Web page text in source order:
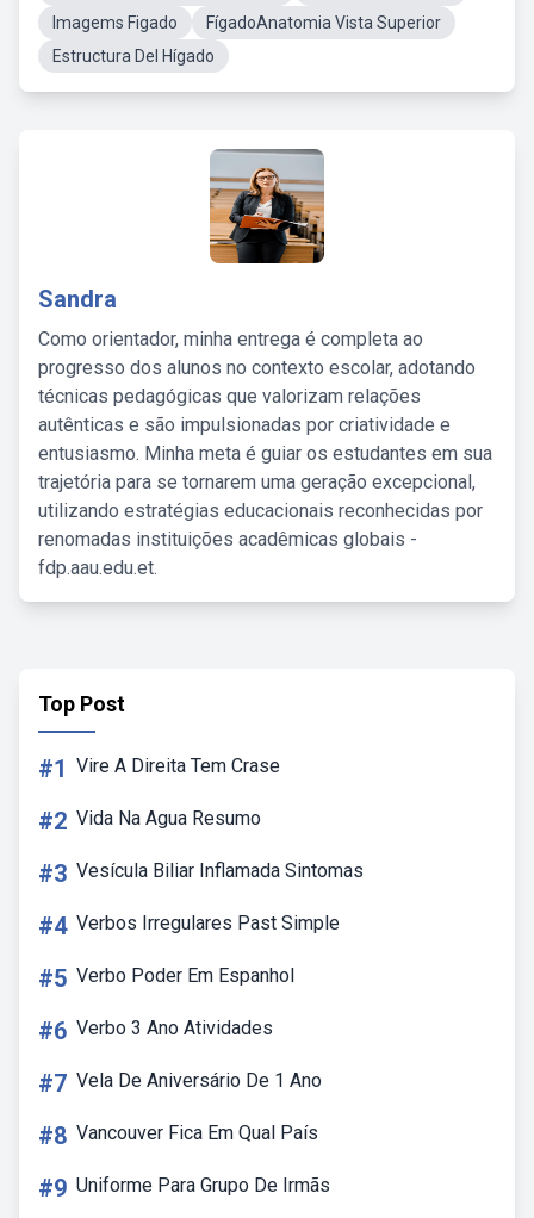
Imagems Figado
FígadoAnatomia Vista Superior
Estructura Del Hígado
Sandra
Como orientador, minha entrega é completa ao
progresso dos alunos no contexto escolar, adotando
técnicas pedagógicas que valorizam relações
autênticas e são impulsionadas por criatividade e
entusiasmo. Minha meta é guiar os estudantes em sua
trajetória para se tornarem uma geração excepcional,
utilizando estratégias educacionais reconhecidas por
renomadas instituições acadêmicas globais -
fdp.aau.edu.et.
Top Post
#1 Vire A Direita Tem Crase
#2 Vida Na Agua Resumo
#3 Vesícula Biliar Inflamada Sintomas
#4 Verbos Irregulares Past Simple
#5 Verbo Poder Em Espanhol
#6 Verbo 3 Ano Atividades
#7 Vela De Aniversário De 1 Ano
#8 Vancouver Fica Em Qual País
#9 Uniforme Para Grupo De Irmãs